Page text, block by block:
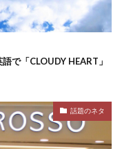
で「CLOUDY HEART」
話題のネタ